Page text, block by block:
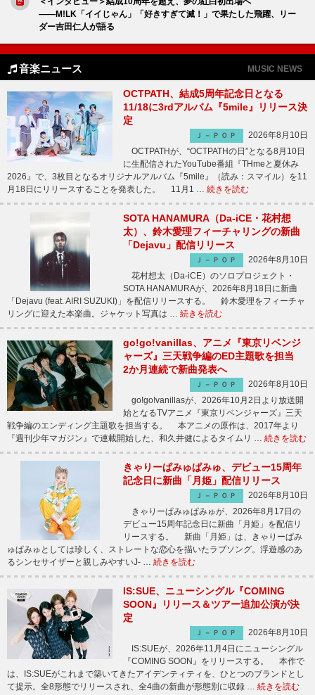
――M!LK「イイじゃん」「好きすぎて滅！」で果たした飛躍、リー
ダー吉田仁人が語る
音楽ニュース MUSIC NEWS
OCTPATH、結成5周年記念日となる
11/18に3rdアルバム『5mile』リリース決
定
Ｊ－ＰＯＰ
2026年8月10日
OCTPATHが、“OCTPATHの日”となる8月10日
に生配信されたYouTube番組『THmeと夏休み
2026』で、3枚目となるオリジナルアルバム『5mile』（読み：スマイル）を11
月18日にリリースすることを発表した。 11月1 … 続きを読む
SOTA HANAMURA（Da-iCE・花村想
太）、鈴木愛理フィーチャリングの新曲
「Dejavu」配信リリース
Ｊ－ＰＯＰ
2026年8月10日
花村想太（Da-iCE）のソロプロジェクト・
SOTA HANAMURAが、2026年8月18日に新曲
「Dejavu (feat. AIRI SUZUKI)」を配信リリースする。 鈴木愛理をフィーチャ
リングに迎えた本楽曲。ジャケット写真は … 続きを読む
go!go!vanillas、アニメ『東京リベンジ
ャーズ』三天戦争編のED主題歌を担当
2か月連続で新曲発表へ
Ｊ－ＰＯＰ
2026年8月10日
go!go!vanillasが、2026年10月2日より放送開
始となるTVアニメ『東京リベンジャーズ』三天
戦争編のエンディング主題歌を担当する。 本アニメの原作は、2017年より
『週刊少年マガジン』で連載開始した、和久井健によるタイムリ … 続きを読む
きゃりーぱみゅぱみゅ、デビュー15周年
記念日に新曲「月姫」配信リリース
Ｊ－ＰＯＰ
2026年8月10日
きゃりーぱみゅぱみゅが、2026年8月17日の
デビュー15周年記念日に新曲「月姫」を配信リ
リースする。 新曲「月姫」は、きゃりーぱみ
ゅぱみゅとしては珍しく、ストレートな恋心を描いたラブソング。浮遊感のあ
るシンセサイザーと親しみやすいJ- … 続きを読む
IS:SUE、ニューシングル『COMING
SOON』リリース＆ツアー追加公演が決
定
Ｊ－ＰＯＰ
2026年8月10日
IS:SUEが、2026年11月4日にニューシングル
『COMING SOON』をリリースする。 本作で
は、IS:SUEがこれまで築いてきたアイデンティティを、ひとつのブランドとし
て提示。全8形態でリリースされ、全4曲の新曲が形態別に収録 … 続きを読む